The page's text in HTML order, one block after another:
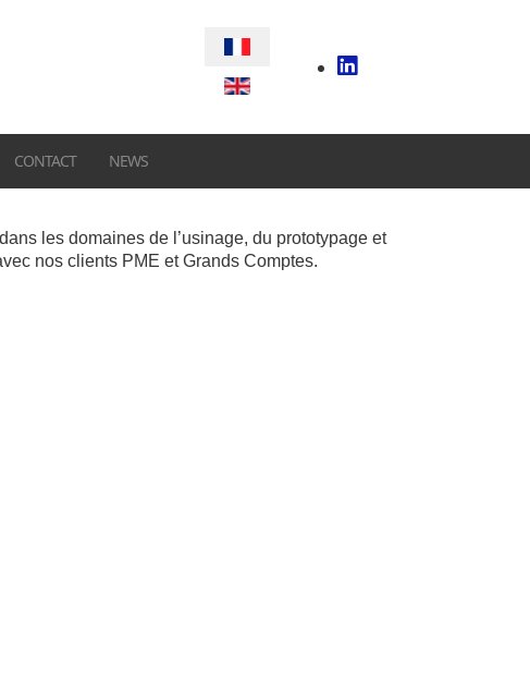
Sélectionnez votre langue
CONTACT NEWS
les domaines de l’usinage, du prototypage et
nos clients PME et Grands Comptes.